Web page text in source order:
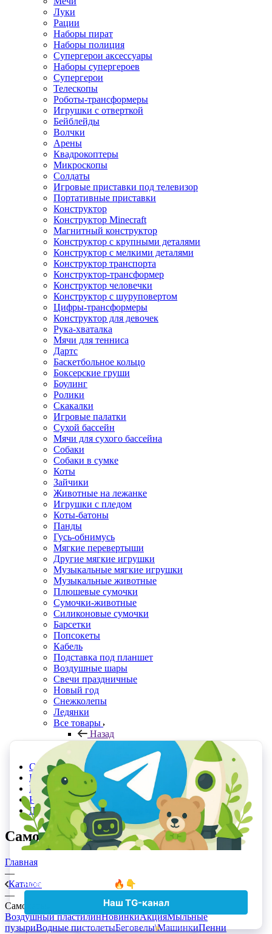
Луки
Рации
Наборы пират
Наборы полиция
Супергерои аксессуары
Наборы супергероев
Супергерои
Телескопы
Роботы-трансформеры
Игрушки с отверткой
Бейблейды
Волчки
Арены
Квадрокоптеры
Микроскопы
Солдаты
Игровые приставки под телевизор
Портативные приставки
Конструктор
Конструктор Minecraft
Магнитный конструктор
Конструктор с крупными деталями
Конструктор с мелкими деталями
Конструктор транспорта
Конструктор-трансформер
Конструктор человечки
Конструктор с шуруповертом
Цифры-трансформеры
Конструктор для девочек
Рука-хваталка
Мячи для тенниса
Дартс
Баскетбольное кольцо
Боксерские груши
Боулинг
Ролики
Скакалки
Игровые палатки
Сухой бассейн
Мячи для сухого бассейна
Собаки
Собаки в сумке
Коты
Зайчики
Животные на лежанке
Игрушки с пледом
Коты-батоны
Панды
Гусь-обнимусь
Мягкие перевертыши
Другие мягкие игрушки
Музыкальные мягкие игрушки
Музыкальные животные
Плюшевые сумочки
Сумочки-животные
Силиконовые сумочки
Барсетки
Попсокеты
Кабель
Подставка под планшет
Воздушные шары
Свечи праздничные
Новый год
Снежколепы
Ледянки
Все товары
Назад
Все товары
Планшеты для рисования
Скачать прайс в Excel
Прайс с Отсрочкой
Контакты
Реквизиты
Шоурумы и точки самовывоза
Самокаты
Главная
—
Каталог
—
Самокаты
Воздушный пластилинНовинкиАкцияМыльные
пузыриВодные пистолетыБеговелы\МашинкиПенни